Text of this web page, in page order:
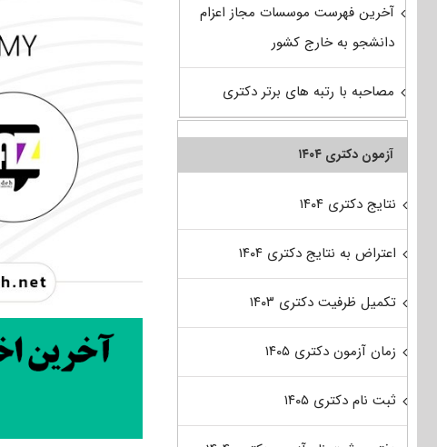
آخرین فهرست موسسات مجاز اعزام
دانشجو به خارج کشور
مصاحبه با رتبه های برتر دکتری
آزمون دکتری ۱۴۰۴
نتایج دکتری ۱۴۰۴
اعتراض به نتایج دکتری ۱۴۰۴
تکمیل ظرفیت دکتری ۱۴۰۳
زمان آزمون دکتری ۱۴۰۵
ثبت نام دکتری ۱۴۰۵